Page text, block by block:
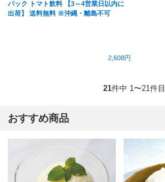
パック トマト飲料 【3～4営業日以内に
出荷】 送料無料 ※沖縄・離島不可
2,608円
21件中 1〜21件目
おすすめ商品